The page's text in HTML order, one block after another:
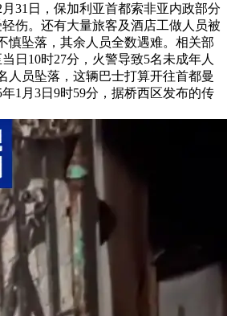
31日，保加利亚首都索非亚内政部分
伤。还有大量旅客及酒店工做人员被
慎坠落，其余人员全数遇难。相关部
日10时27分，火警导致5名未成年人
人员坠落，这辆巴士打算开往首都曼
1月3日9时59分，据桥西区发布的传